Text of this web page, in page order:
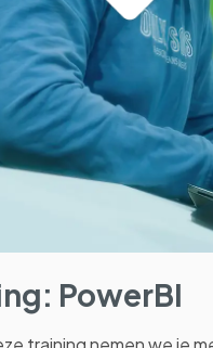
PowerBI